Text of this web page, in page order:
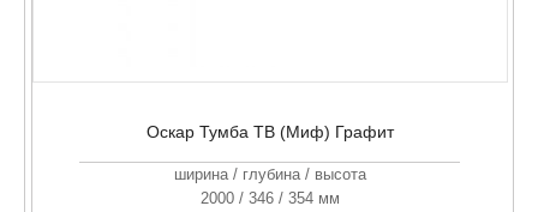
Оскар Тумба ТВ (Миф) Графит
ширина / глубина / высота
2000 / 346 / 354 мм